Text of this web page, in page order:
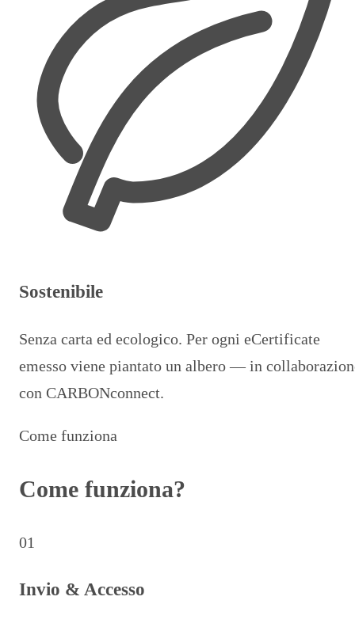
Sostenibile
Senza carta ed ecologico. Per ogni eCertificate
emesso viene piantato un albero — in
con CARBONconnect.
Come funziona
Come funziona?
01
Invio & Accesso